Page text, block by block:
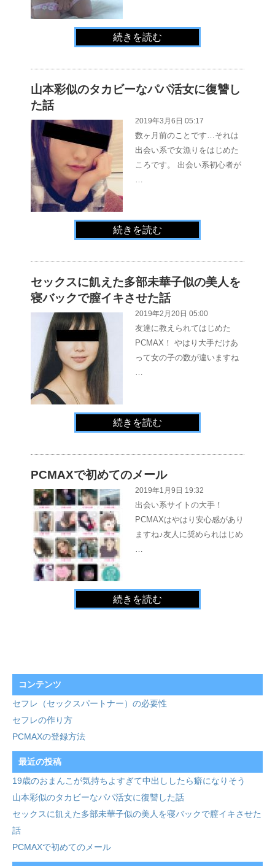
続きを読む
山本彩似のタカビーなパパ活女に復讐し
た話
2019年3月6日 05:17
数ヶ月前のことです…それは
出会い系で女漁りをはじめた
ころです。 出会い系初心者が
続きを読む
セックスに飢えた多部未華子似の美人を
寝バックで膣イキさせた話
2019年2月20日 05:00
友達に教えられてはじめた
PCMAX！ やはり大手だけあ
って女の子の数が違いますね
続きを読む
PCMAXで初めてのメール
2019年1月9日 19:32
出会い系サイトの大手！
PCMAXはやはり安心感があり
ますね♪友人に奨められはじめ
続きを読む
コンテンツ
セフレ（セックスパートナー）の必要性
セフレの作り方
PCMAXの登録方法
最近の投稿
19歳のおまんこが気持ちよすぎて中出ししたら癖になりそう
山本彩似のタカビーなパパ活女に復讐した話
セックスに飢えた多部未華子似の美人を寝バックで膣イキさせた
話
PCMAXで初めてのメール